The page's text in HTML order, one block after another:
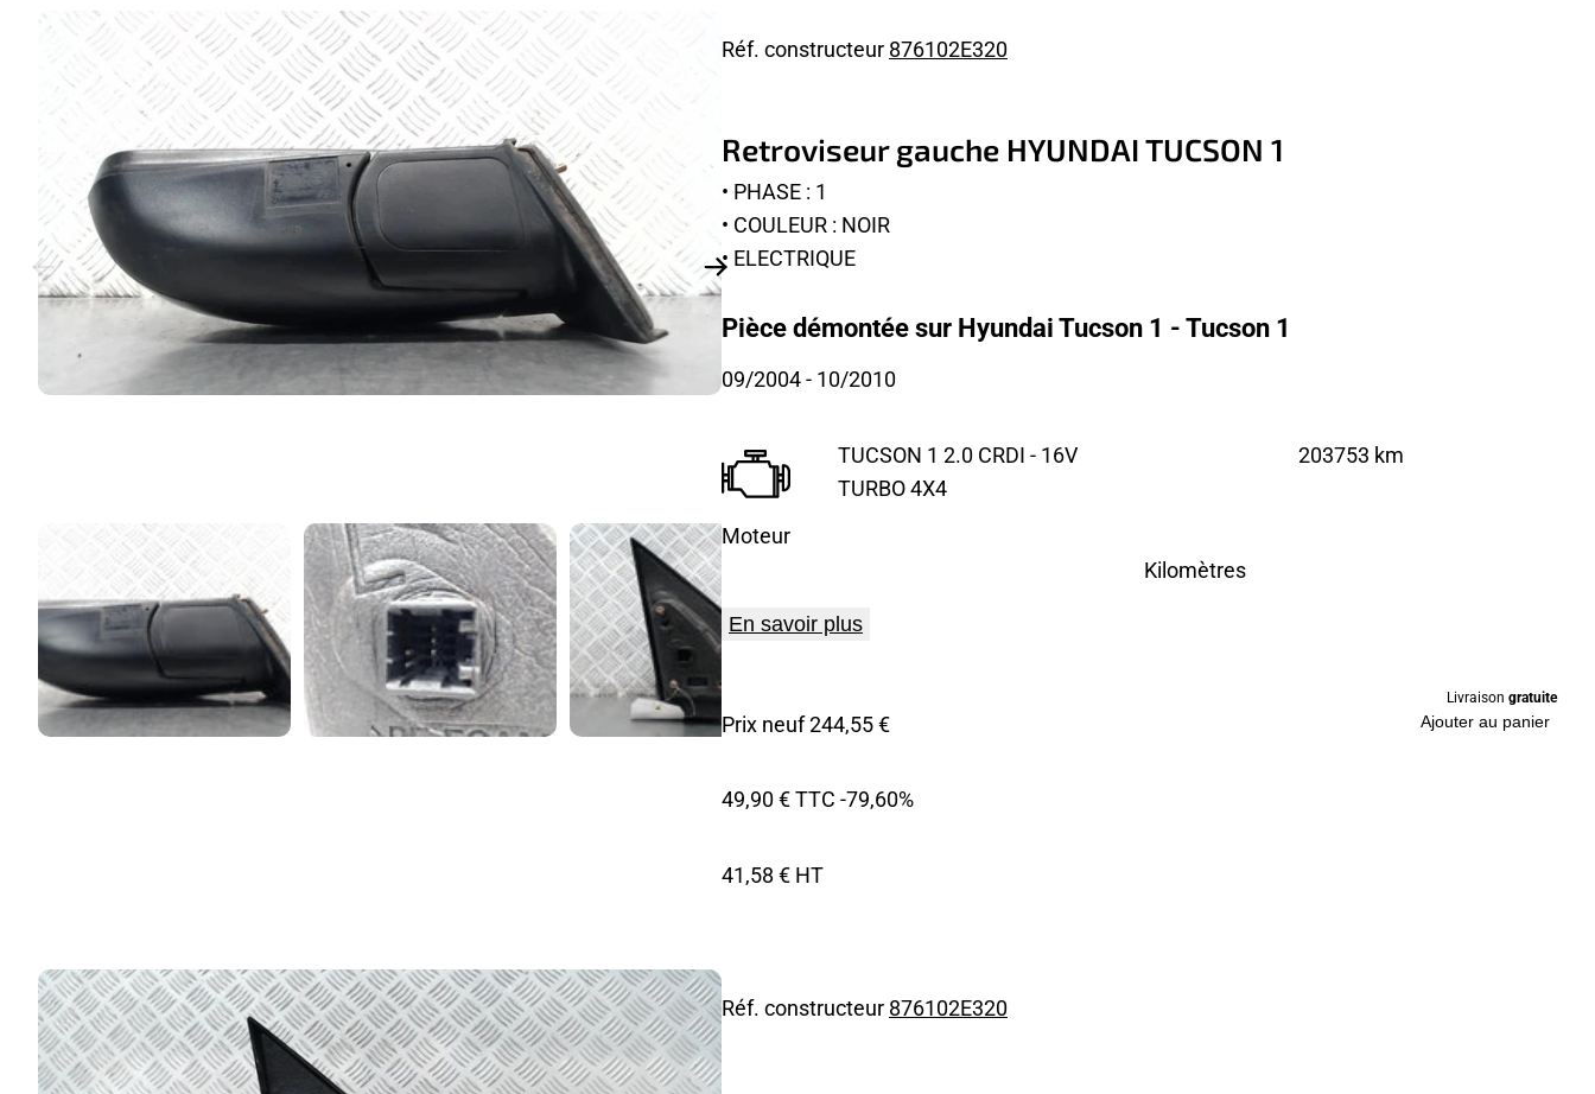
Réf. constructeur 876102E320
Retroviseur gauche HYUNDAI TUCSON 1
• PHASE : 1
• COULEUR : NOIR
• ELECTRIQUE
Pièce démontée sur Hyundai Tucson 1 - Tucson 1
09/2004- 10/2010
Moteur
TUCSON 1 2.0 CRDI - 16V
TURBO 4X4
Kilomètres
203753 km
En savoir plus
Prix neuf 244,55 €
49,90 € TTC -79,60%
41,58 € HT
Livraison gratuite
Ajouter au panier
Réf. constructeur 876102E320